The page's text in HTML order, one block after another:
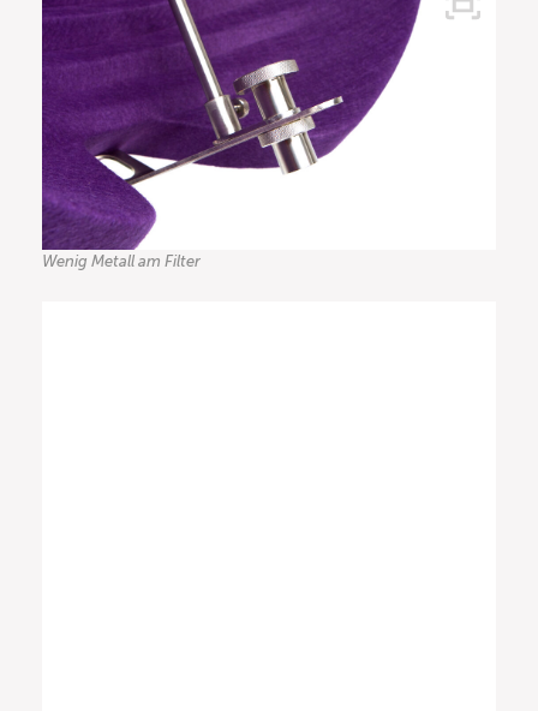
Wenig Metall am Filter